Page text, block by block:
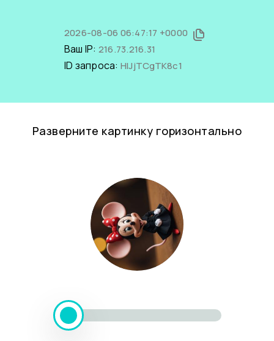
2026-08-06 06:47:17 +0000
Ваш IP: 216.73.216.31
ID запроса: HlJjTCgTK8c1
Разверните картинку горизонтально